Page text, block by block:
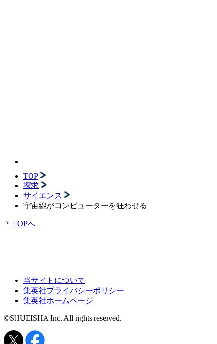
TOP
探求
サイエンス
宇宙線がコンピューターを狂わせる
TOPへ
当サイトについて
集英社プライバシーポリシー
集英社ホームページ
©SHUEISHA Inc. All rights reserved.